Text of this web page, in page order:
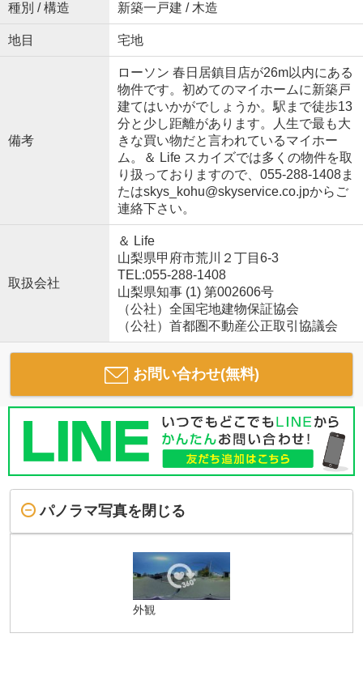
種別 / 構造 新築一戸建 / 木造
地目 宅地
備考
ローソン 春日居鎮目店が26m以内にある
物件です。初めてのマイホームに新築戸
建てはいかがでしょうか。駅まで徒歩13
分と少し距離があります。人生で最も大
きな買い物だと言われているマイホー
ム。＆ Life スカイズでは多くの物件を取
り扱っておりますので、055-288-1408ま
たはskys_kohu@skyservice.co.jpからご
連絡下さい。
取扱会社
＆ Life
山梨県甲府市荒川２丁目6-3
TEL:055-288-1408
山梨県知事 (1) 第002606号
（公社）全国宅地建物保証協会
（公社）首都圏不動産公正取引協議会
お問い合わせ(無料)
パノラマ写真を閉じる
外観